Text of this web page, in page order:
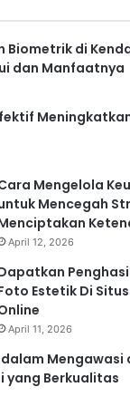
Biometrik di
dan Manfaatnya
Mengelola
Mencegah
April 12, 2026
Estetik Di
April 11, 2026
Mengawasi
yang Berkualitas